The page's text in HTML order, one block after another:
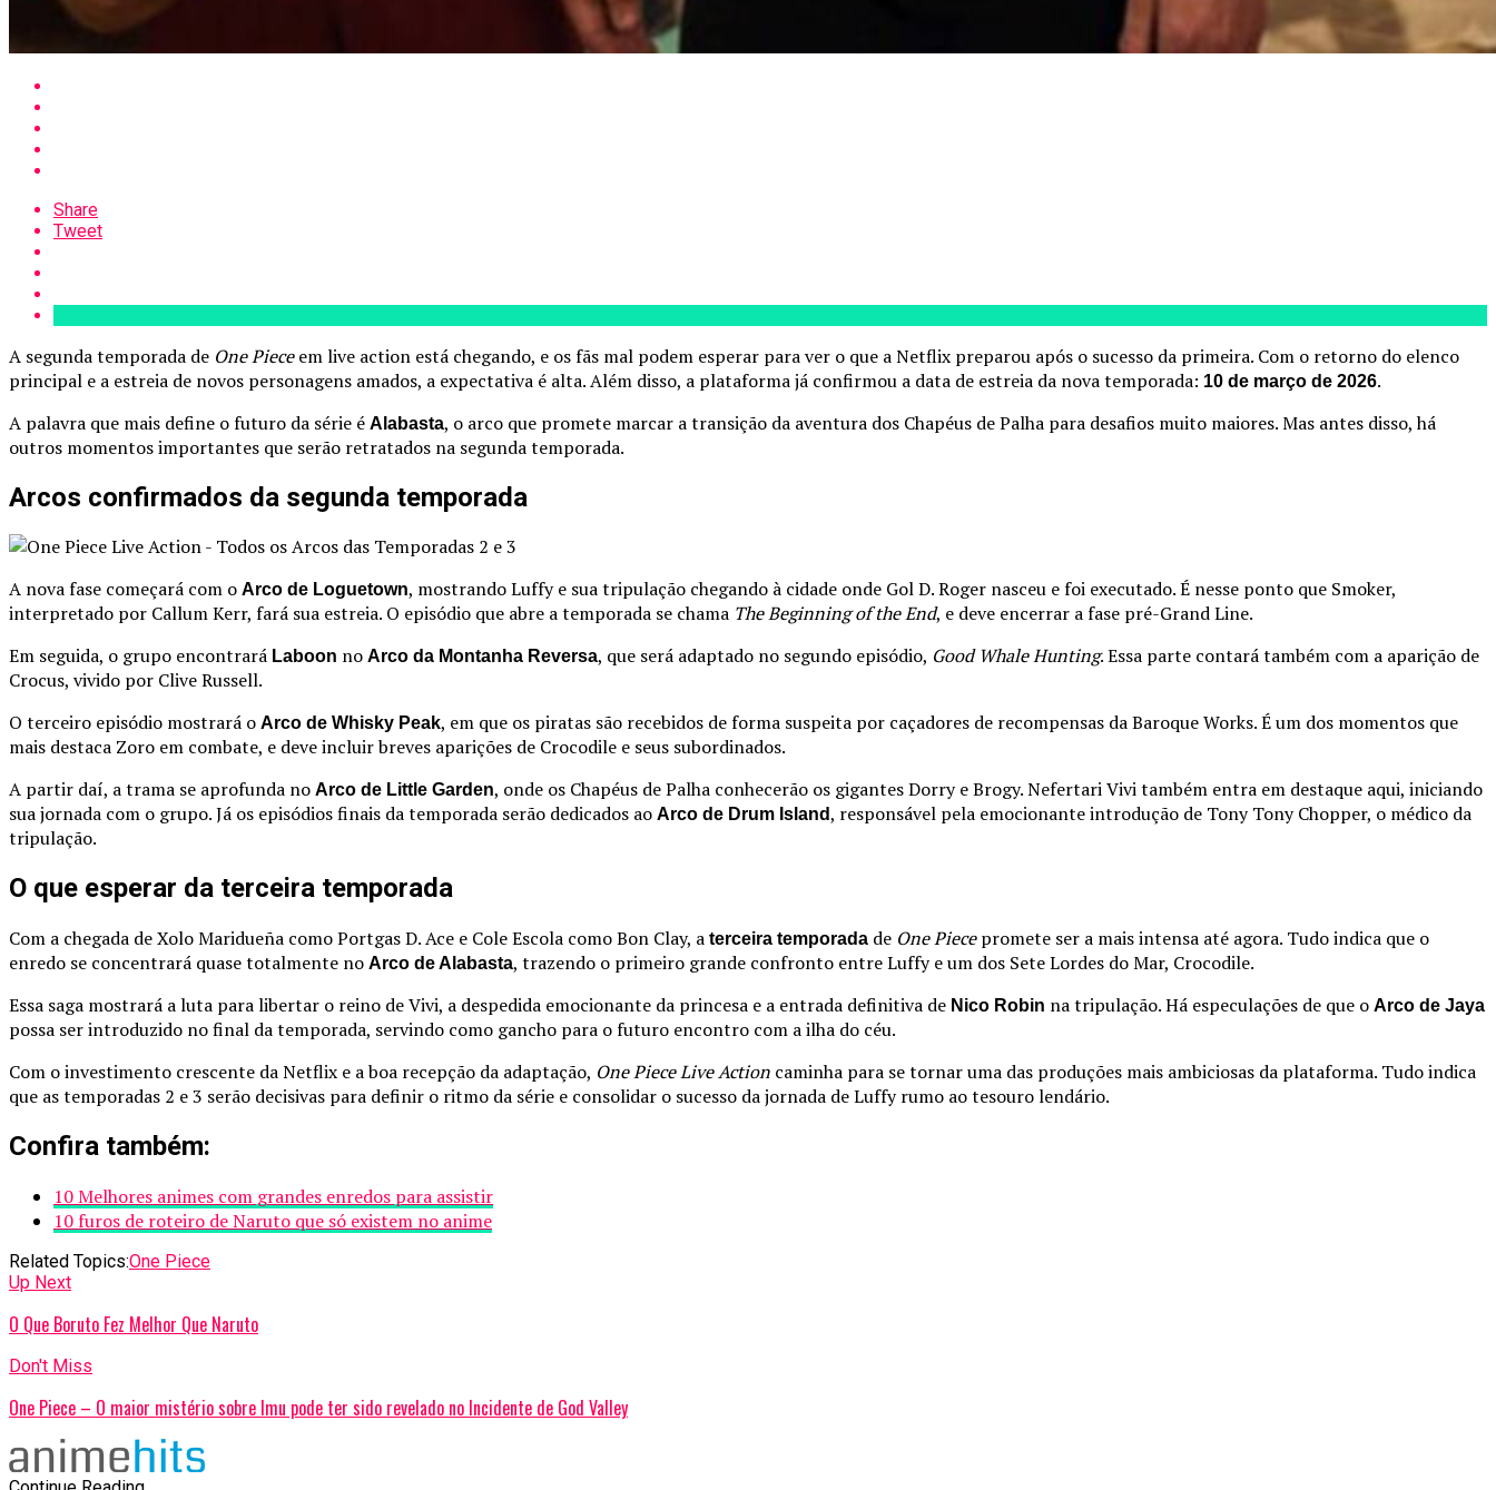
Share
Tweet
A segunda temporada de One Pieceem live action está chegando, e os fãs mal podem esperar para ver o que a Netflix preparou após o sucesso da primeira. Com o retorno do elenco
principal e a estreia de novos personagens amados, a expectativa é alta. Além disso, a plataforma já confirmou a data de estreia da nova temporada: 10 de março de 2026.
A palavra que mais define o futuro da série é Alabasta, o arco que promete marcar a transição da aventura dos Chapéus de Palha para desafios muito maiores. Mas antes disso, há
outros momentos importantes que serão retratados na segunda temporada.
Arcos confirmados da segunda temporada
A nova fase começará com o Arco de Loguetown, mostrando Luffy e sua tripulação chegando à cidade onde Gol D. Roger nasceu e foi executado. É nesse ponto que Smoker,
interpretado por Callum Kerr, fará sua estreia. O episódio que abre a temporada se chama The Beginning of the End, e deve encerrar a fase pré-Grand Line.
Em seguida, o grupo encontrará Laboon no Arco da Montanha Reversa, que será adaptado no segundo episódio, Good Whale Hunting. Essa parte contará também com a aparição de
Crocus, vivido por Clive Russell.
O terceiro episódio mostrará o Arco de Whisky Peak, em que os piratas são recebidos de forma suspeita por caçadores de recompensas da Baroque Works. É um dos momentos que
mais destaca Zoro em combate, e deve incluir breves aparições de Crocodile e seus subordinados.
A partir daí, a trama se aprofunda no Arco de Little Garden, onde os Chapéus de Palha conhecerão os gigantes Dorry e Brogy. Nefertari Vivi também entra em destaque aqui, iniciando
sua jornada com o grupo. Já os episódios finais da temporada serão dedicados ao Arco de Drum Island, responsável pela emocionante introdução de Tony Tony Chopper, o médico da
tripulação.
O que esperar da terceira temporada
Com a chegada de Xolo Maridueña como Portgas D. Ace e Cole Escola como Bon Clay, a terceira temporada de One Piecepromete ser a mais intensa até agora. Tudo indica que o
enredo se concentrará quase totalmente no Arco de Alabasta, trazendo o primeiro grande confronto entre Luffy e um dos Sete Lordes do Mar, Crocodile.
Essa saga mostrará a luta para libertar o reino de Vivi, a despedida emocionante da princesa e a entrada definitiva de Nico Robin na tripulação. Há especulações de que o Arco de Jaya
possa ser introduzido no final da temporada, servindo como gancho para o futuro encontro com a ilha do céu.
Com o investimento crescente da Netflix e a boa recepção da adaptação, One Piece Live Action caminha para se tornar uma das produções mais ambiciosas da plataforma. Tudo indica
que as temporadas 2 e 3 serão decisivas para definir o ritmo da série e consolidar o sucesso da jornada de Luffy rumo ao tesouro lendário.
Confira também:
10 Melhores animes com grandes enredos para assistir
10 furos de roteiro de Naruto que só existem no anime
Related Topics:One Piece
Up Next
O Que Boruto Fez Melhor Que Naruto
Don't Miss
One Piece – O maior mistério sobre Imu pode ter sido revelado no Incidente de God Valley